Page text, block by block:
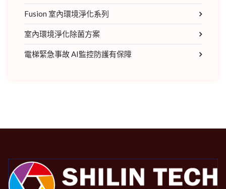
Fusion 室內環境淨化系列
室內環境淨化除菌方案
電梯緊急事故 AI監控防護有保障